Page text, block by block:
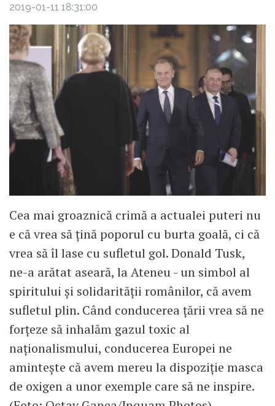
2019-01-11 18:31:00
Cea mai groaznică crimă a actualei puteri nu
e că vrea să țină poporul cu burta goală, ci că
vrea să îl lase cu sufletul gol. Donald Tusk,
ne-a arătat aseară, la Ateneu - un simbol al
spiritului și solidarității românilor, că avem
sufletul plin. Când conducerea țării vrea să ne
forțeze să inhalăm gazul toxic al
naționalismului, conducerea Europei ne
amintește că avem mereu la dispoziție masca
de oxigen a unor exemple care să ne inspire.